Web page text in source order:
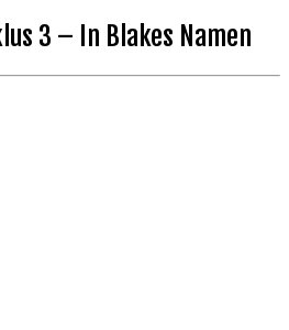
3 – In Blakes Namen